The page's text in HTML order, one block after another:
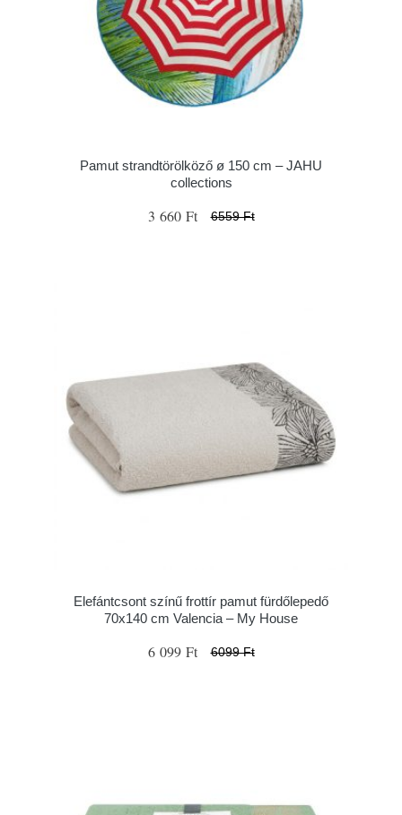
Pamut strandtörölköző ø 150 cm – JAHU
collections
3 660 Ft 6559 Ft
Elefántcsont színű frottír pamut fürdőlepedő
70x140 cm Valencia – My House
6 099 Ft 6099 Ft